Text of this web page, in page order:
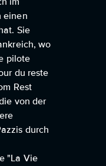
einen
Sie
wo
pilote
du reste
Rest
von der
durch
"La Vie